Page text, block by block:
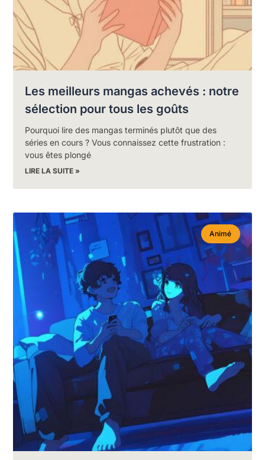
Les meilleurs mangas achevés : notre
sélection pour tous les goûts
Pourquoi lire des mangas terminés plutôt que des
séries en cours ? Vous connaissez cette frustration :
vous êtes plongé
LIRE LA SUITE »
Animé